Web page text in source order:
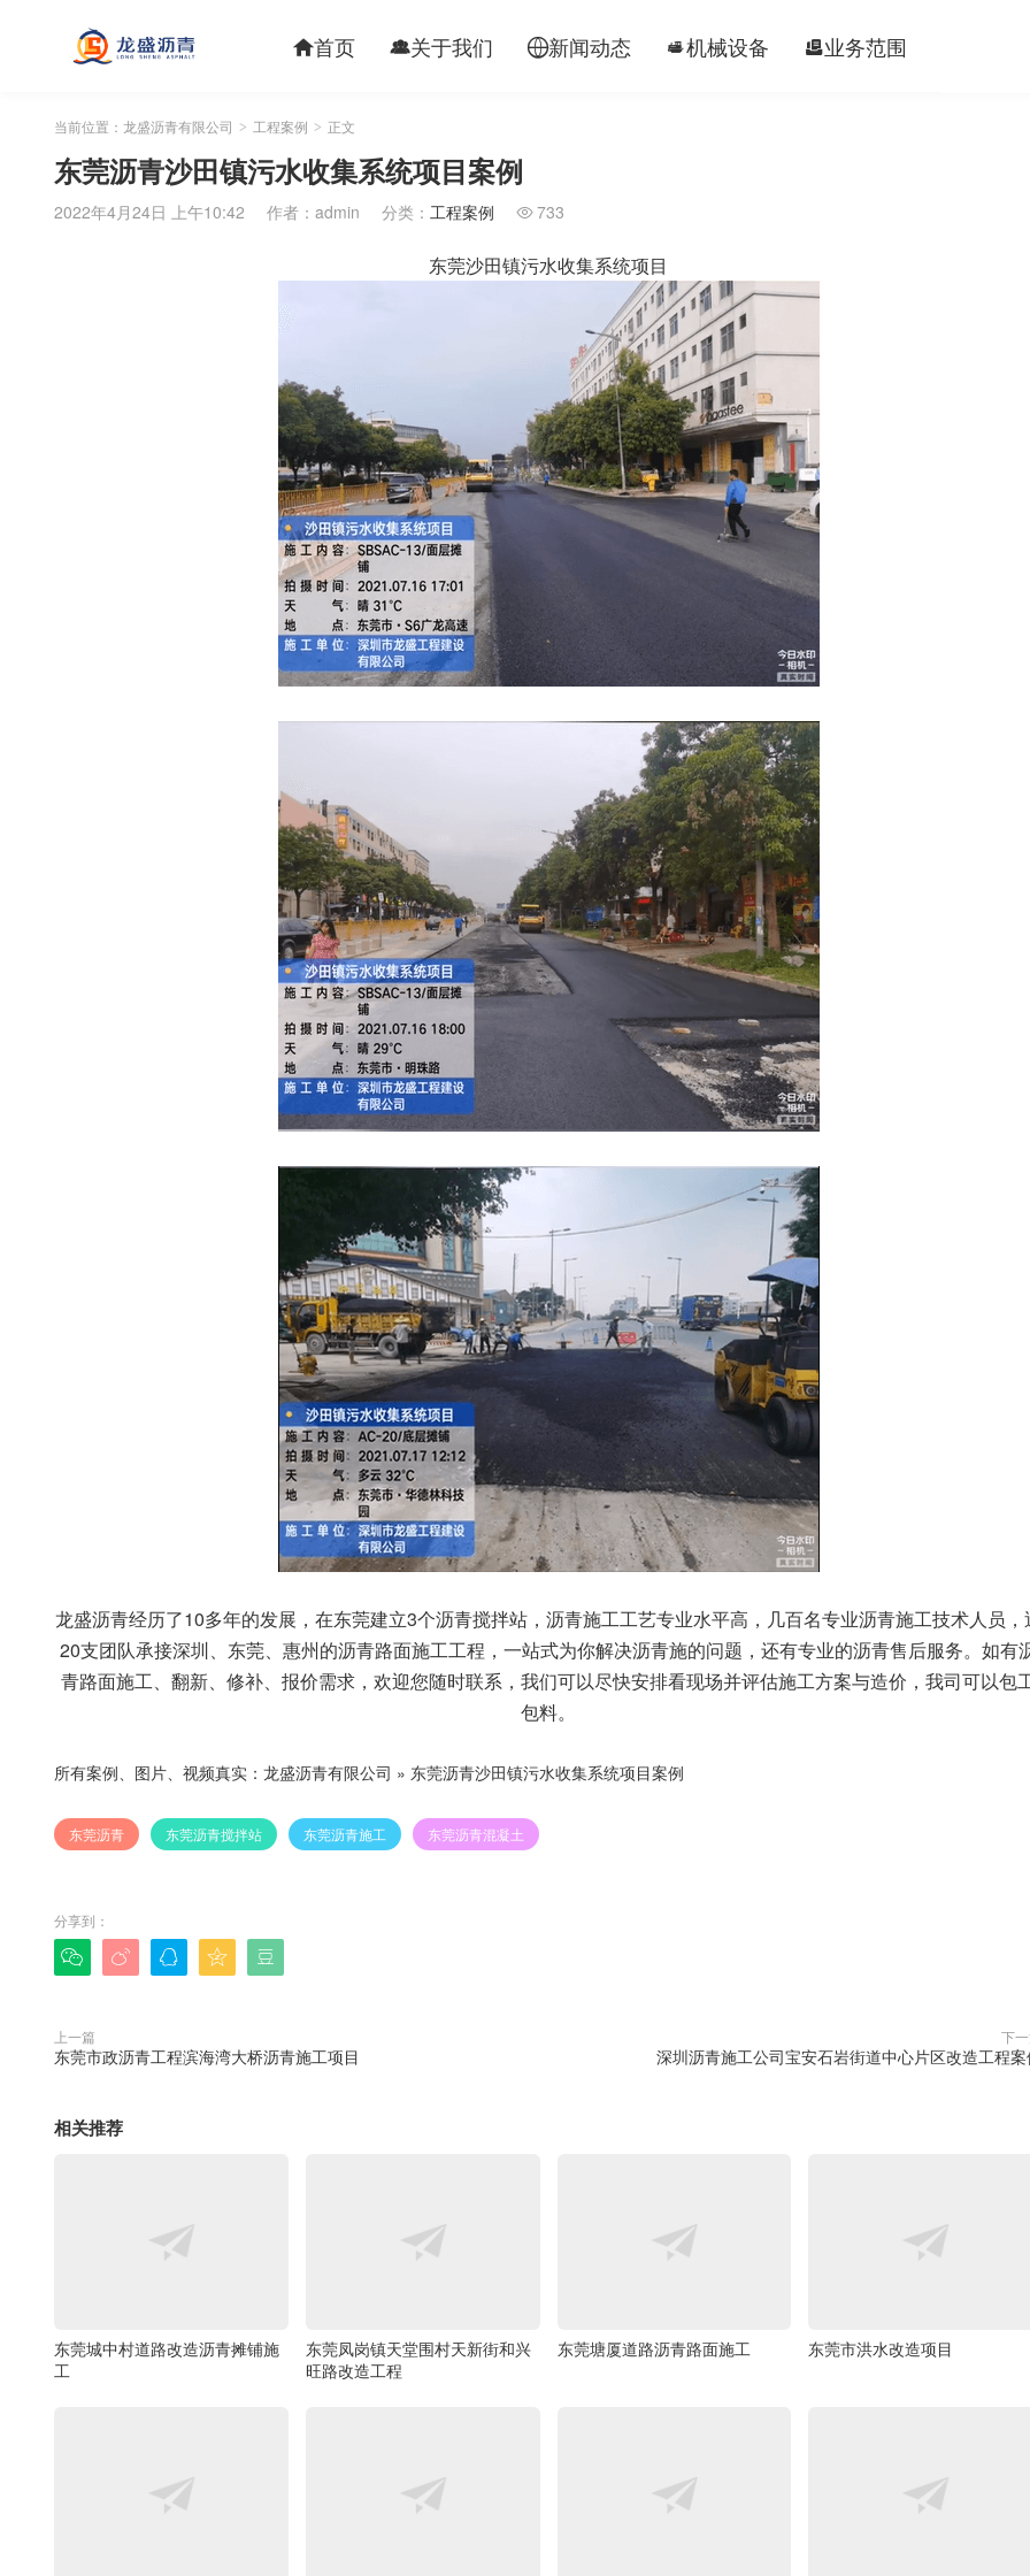
首页 关于我们 新闻动态 机械设备 业务范围
当前位置： 龙盛沥青有限公司 > 工程案例 > 正文
东莞沥青沙田镇污水收集系统项目案例
2022年4月24日 上午10:42 作者：admin 分类： 工程案例  733
东莞沙田镇污水收集系统项目
龙盛沥青经历了10多年的发展，在东莞建立3个沥青搅拌站，沥青施工工艺专业水平高，几百名专业沥青施工技术人员，
20支团队承接深圳、东莞、惠州的沥青路面施工工程，一站式为你解决沥青施的问题，还有专业的沥青售后服务。如有
青路面施工、翻新、修补、报价需求，欢迎您随时联系，我们可以尽快安排看现场并评估施工方案与造价，我司可以包
包料。
所有案例、图片、视频真实： 龙盛沥青有限公司 » 东莞沥青沙田镇污水收集系统项目案例
东莞沥青 东莞沥青搅拌站 东莞沥青施工 东莞沥青混凝土
分享到：
    
上一篇
东莞市政沥青工程滨海湾大桥沥青施工项目
下
深圳沥青施工公司宝安石岩街道中心片区改造工程
相关推荐
东莞城中村道路改造沥青摊铺施
工
东莞凤岗镇天堂围村天新街和兴
旺路改造工程
东莞塘厦道路沥青路面施工 东莞市洪水改造项目